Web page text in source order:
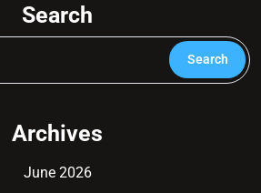
Search
Archives
June 2026